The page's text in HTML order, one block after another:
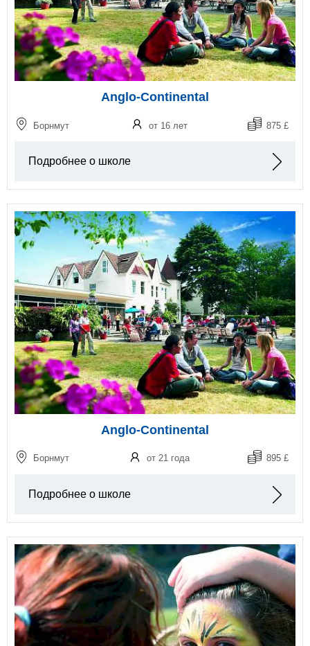
Anglo-Continental
Борнмут от 16 лет 875 £
Подробнее о школе
Anglo-Continental
Борнмут от 21 года 895 £
Подробнее о школе